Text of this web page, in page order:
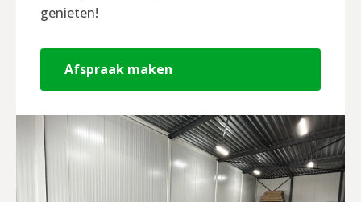
genieten!
Afspraak maken